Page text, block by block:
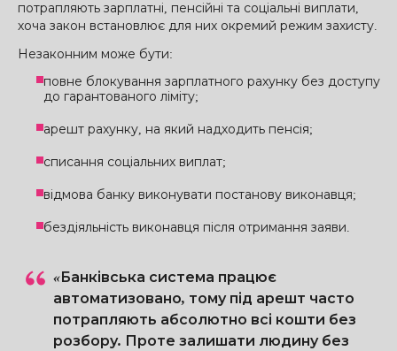
потрапляють зарплатні, пенсійні та соціальні виплати,
хоча закон встановлює для них окремий режим захисту.
Незаконним може бути:
повне блокування зарплатного рахунку без доступу
до гарантованого ліміту;
арешт рахунку, на який надходить пенсія;
списання соціальних виплат;
відмова банку виконувати постанову виконавця;
бездіяльність виконавця після отримання заяви.
«Банківська система працює
автоматизовано, тому під арешт часто
потрапляють абсолютно всі кошти без
розбору. Проте залишати людину без